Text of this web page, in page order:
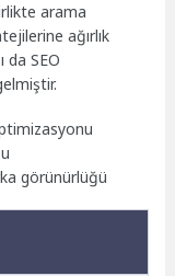
arama
ağırlık
da SEO
görünürlüğü